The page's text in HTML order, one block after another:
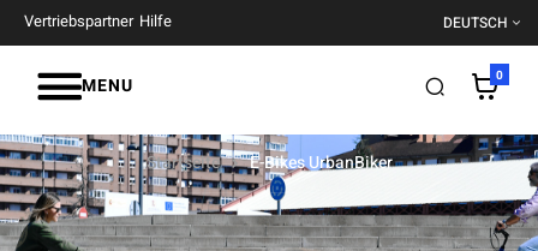
Vertriebspartner Hilfe DEUTSCH
MENU 0
Startseite E-Bikes UrbanBiker